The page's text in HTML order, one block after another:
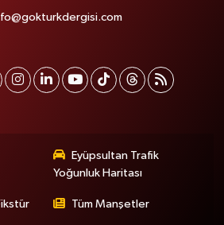
Eyüpsultan Trafik
Yoğunluk Haritası
Tüm Manşetler